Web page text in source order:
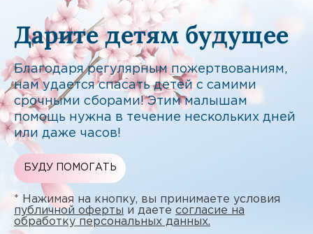
Дарите детям будущее
Благодаря регулярным пожертвованиям,
нам удается спасать детей с самими
срочными сборами! Этим малышам
помощь нужна в течение нескольких дней
или даже часов!
БУДУ ПОМОГАТЬ
* Нажимая на кнопку, вы принимаете условия
публичной оферты и даете согласие на
обработку персональных данных.